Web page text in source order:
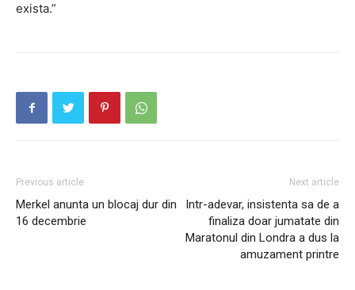
exista.”
Previous article
Merkel anunta un blocaj dur din
16 decembrie
Next article
Intr-adevar, insistenta sa de a
finaliza doar jumatate din
Maratonul din Londra a dus la
amuzament printre